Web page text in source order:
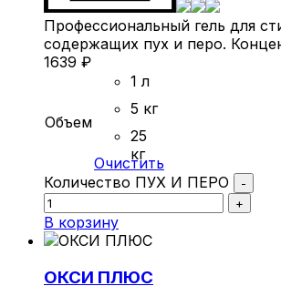
Профессиональный гель для
содержащих пух и перо.
1639 ₽
Объем
1 л
5 кг
25
кг
Очистить
Количество ПУХ И ПЕРО
-
+
В корзину
ОКСИ ПЛЮС